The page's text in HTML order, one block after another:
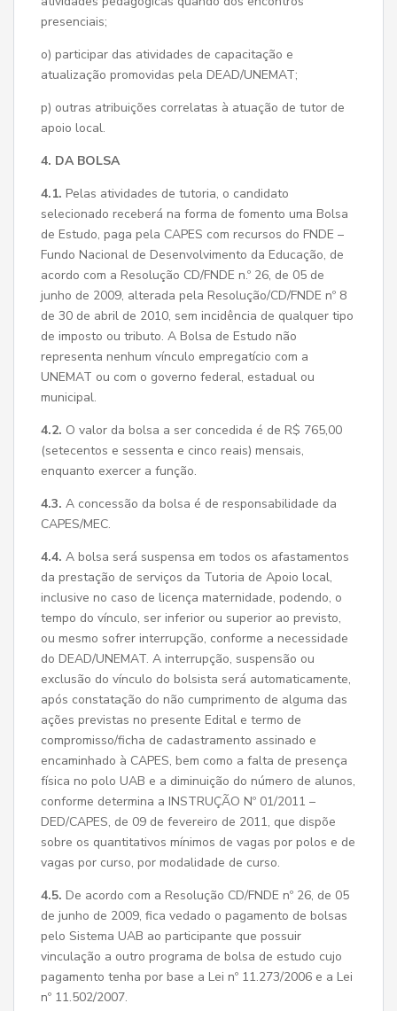
presenciais;
o) participar das atividades de capacitação e
atualização promovidas pela DEAD/UNEMAT;
p) outras atribuições correlatas à atuação de tutor de
apoio local.
4. DA BOLSA
4.1. Pelas atividades de tutoria, o candidato
selecionado receberá na forma de fomento uma Bolsa
de Estudo, paga pela CAPES com recursos do FNDE –
Fundo Nacional de Desenvolvimento da Educação, de
acordo com a Resolução CD/FNDE n.º 26, de 05 de
junho de 2009, alterada pela Resolução/CD/FNDE nº 8
de 30 de abril de 2010, sem incidência de qualquer tipo
de imposto ou tributo. A Bolsa de Estudo não
representa nenhum vínculo empregatício com a
UNEMAT ou com o governo federal, estadual ou
municipal.
4.2. O valor da bolsa a ser concedida é de R$ 765,00
(setecentos e sessenta e cinco reais) mensais,
enquanto exercer a função.
4.3. A concessão da bolsa é de responsabilidade da
CAPES/MEC.
4.4. A bolsa será suspensa em todos os afastamentos
da prestação de serviços da Tutoria de Apoio local,
inclusive no caso de licença maternidade, podendo, o
tempo do vínculo, ser inferior ou superior ao previsto,
ou mesmo sofrer interrupção, conforme a necessidade
do DEAD/UNEMAT. A interrupção, suspensão ou
exclusão do vínculo do bolsista será automaticamente,
após constatação do não cumprimento de alguma das
ações previstas no presente Edital e termo de
compromisso/ficha de cadastramento assinado e
encaminhado à CAPES, bem como a falta de presença
física no polo UAB e a diminuição do número de alunos,
conforme determina a INSTRUÇÃO Nº 01/2011 –
DED/CAPES, de 09 de fevereiro de 2011, que dispõe
sobre os quantitativos mínimos de vagas por polos e de
vagas por curso, por modalidade de curso.
4.5. De acordo com a Resolução CD/FNDE nº 26, de 05
de junho de 2009, fica vedado o pagamento de bolsas
pelo Sistema UAB ao participante que possuir
vinculação a outro programa de bolsa de estudo cujo
pagamento tenha por base a Lei nº 11.273/2006 e a Lei
nº 11.502/2007.